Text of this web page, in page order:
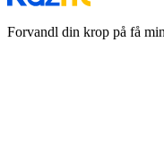
Forvandl din krop på få